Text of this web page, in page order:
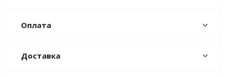
Оплата
Доставка